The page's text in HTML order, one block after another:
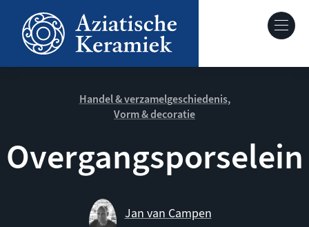
Overslaan
naar
Over deze site
Keramiek in context
Handel & verzamelgeschiedenis
Vorm & decoratie
Overgangsporselein
Jan van Campen